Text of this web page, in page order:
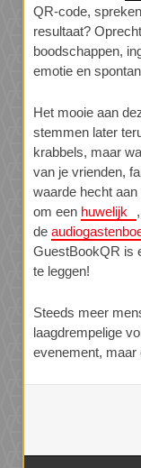
QR-code,
resultaat?
boodschappen,
emotie en
Het mooie aan
stemmen later
krabbels, maar
van je vrienden,
waarde hecht
om een huwelijk
de
GuestBookQR is
te leggen!
Steeds meer
laagdrempelige
evenement, maar